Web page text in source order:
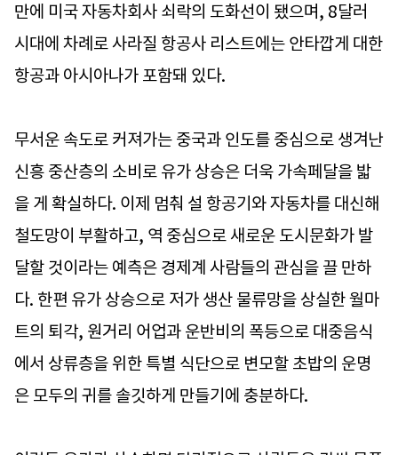
만에 미국 자동차회사 쇠락의 도화선이 됐으며, 8달러
시대에 차례로 사라질 항공사 리스트에는 안타깝게 대한
항공과 아시아나가 포함돼 있다.
무서운 속도로 커져가는 중국과 인도를 중심으로 생겨난
신흥 중산층의 소비로 유가 상승은 더욱 가속페달을 밟
을 게 확실하다. 이제 멈춰 설 항공기와 자동차를 대신해
철도망이 부활하고, 역 중심으로 새로운 도시문화가 발
달할 것이라는 예측은 경제계 사람들의 관심을 끌 만하
다. 한편 유가 상승으로 저가 생산 물류망을 상실한 월마
트의 퇴각, 원거리 어업과 운반비의 폭등으로 대중음식
에서 상류층을 위한 특별 식단으로 변모할 초밥의 운명
은 모두의 귀를 솔깃하게 만들기에 충분하다.